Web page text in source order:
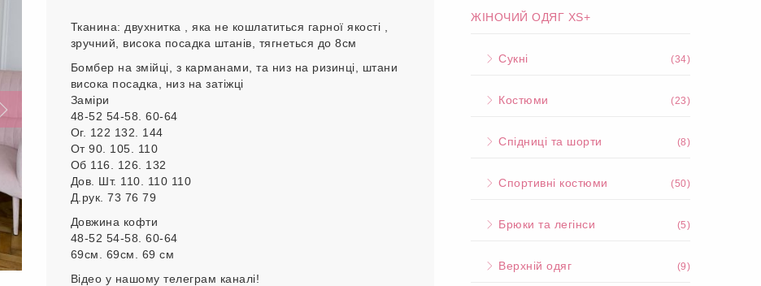
Тканина: двухнитка , яка не кошлатиться гарної якості ,
зручний, висока посадка штанів, тягнеться до 8см
Бомбер на змійці, з карманами, та низ на ризинці, штани
висока посадка, низ на затіжці
Заміри
48-52 54-58. 60-64
Ог. 122 132. 144
От 90. 105. 110
Об 116. 126. 132
Дов. Шт. 110. 110 110
Д.рук. 73 76 79
Довжина кофти
48-52 54-58. 60-64
69см. 69см. 69 см
Відео у нашому телеграм каналі!
ЖІНОЧИЙ ОДЯГ XS+
Сукні (34)
Костюми (23)
Спідниці та шорти (8)
Спортивні костюми (50)
Брюки та легінси (5)
Верхній одяг (9)